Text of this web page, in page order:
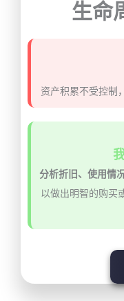
生命
资产积累不受控制
分析折旧、使用情
以做出明智的购